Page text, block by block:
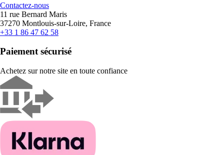
Contactez-nous
11 rue Bernard Maris
37270 Montlouis-sur-Loire, France
+33 1 86 47 62 58
Paiement sécurisé
Achetez sur notre site en toute confiance